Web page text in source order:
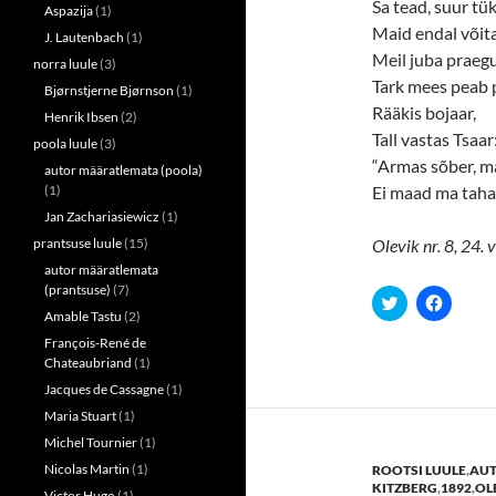
n
e
w
w
i
n
d
o
w
)
n
e
w
i
n
d
o
w
)
Sa tead, suur
Maid endal
Meil juba
Tark mees peab
Rääkis bojaar,
Tall vastas Tsaar:
“Armas sõber,
Ei maad ma
Olevik nr. 8, 24.
C
l
h
o
n
C
l
h
o
n
ROOTSI LUULE,
KITZBERG,1892,
Aspazija(1)
J. Lautenbach (1)
norra luule(3)
Bjørnstjerne Bjørnson (1)
Henrik Ibsen (2)
poola luule(3)
autor määratlemata (poola)
(1)
Jan Zachariasiewicz (1)
prantsuse luule(15)
autor määratlemata
(prantsuse) (7)
Amable Tastu (2)
François-René de
Chateaubriand (1)
Jacques de Cassagne(1)
Maria Stuart(1)
Michel Tournier(1)
Nicolas Martin (1)